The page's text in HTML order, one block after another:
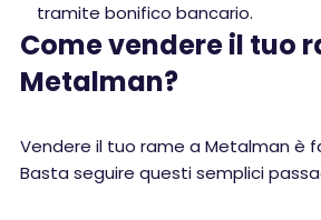
tramite bonifico bancario.
Come vendere il tuo
Metalman?
Vendere il tuo rame a Metalman è
Basta seguire questi semplici